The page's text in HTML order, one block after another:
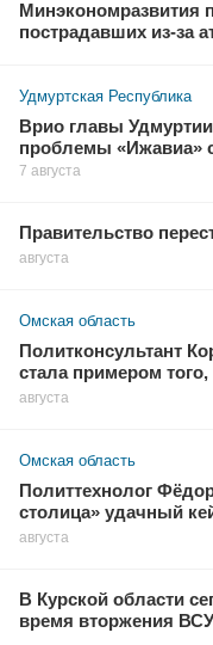
Минэкономразвития
пострадавших из-за
Удмуртская Республика
Врио главы
проблемы «Ижавиа»
7 августа
Правительство
августа
Омская область
Политконсультант
стала примером того,
августа
Омская область
Политтехнолог
столица» удачный
августа
В Курской области
время вторжения